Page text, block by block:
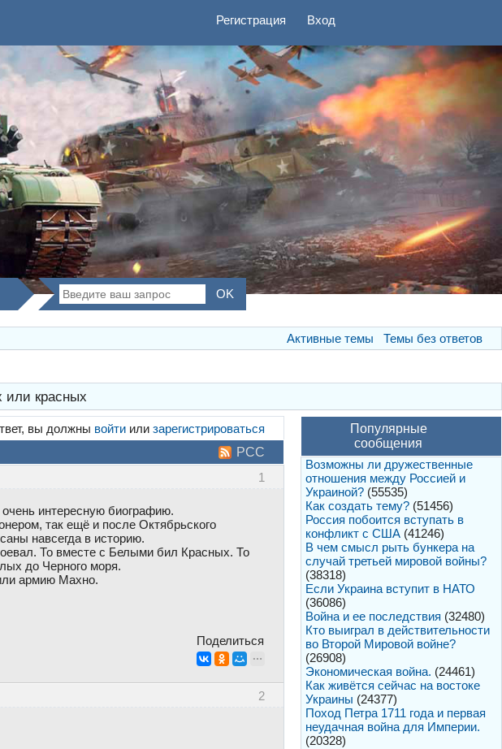
Регистрация Вход
Активные темы Темы без ответов
или красных
вы должны войти илизарегистрироваться
РСС
1
интересную биографию.
так ещё и после Октябрьского
навсегда в историю.
То вместе с Белыми бил Красных. То
до Черного моря.
армию Махно.
Поделиться
2
Популярные
сообщения
Возможны ли дружественные
отношения между Россией и
Украиной? (55535)
Как создать тему? (51456)
Россия побоится вступать в
конфликт с США (41246)
В чем смысл рыть бункера на
случай третьей мировой войны?
(38318)
Если Украина вступит в НАТО
(36086)
Война и ее последствия (32480)
Кто выиграл в действительности
во Второй Мировой войне?
(26908)
Экономическая война. (24461)
Как живётся сейчас на востоке
Украины (24377)
Поход Петра 1711 года и первая
неудачная война для Империи.
(20328)